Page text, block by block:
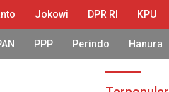
Jokowi DPR RI KPU
PPP Perindo Hanura